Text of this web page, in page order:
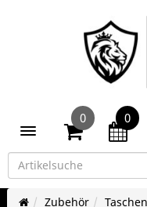
Toggle navigation
0 0
Zubehör